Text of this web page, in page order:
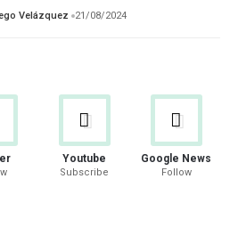
Velázquez 21/08/2024
Youtube
Subscribe
Google News
Follow